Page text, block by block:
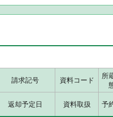
請求記号 資料コード
所
返却予定日 資料取扱 予